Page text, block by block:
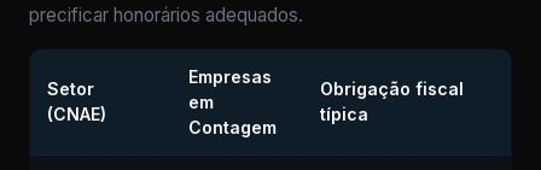
precificar honorários adequados.
Setor
(CNAE)
Empresas
em
Contagem
Obrigação fiscal
típica